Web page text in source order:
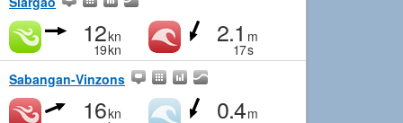
12kn
19kn
2.1 m
17s
Sabangan-Vinzons
16kn 0.4m